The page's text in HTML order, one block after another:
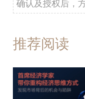
确认及授权后，
推荐阅读